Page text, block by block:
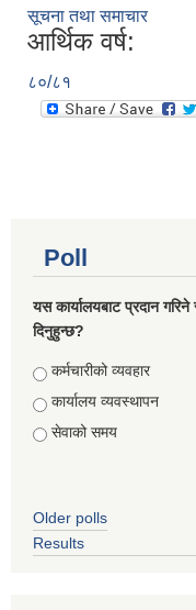
सूचना तथा समाचार
आर्थिक वर्ष:
८०/८१
Poll
यस कार्यालयबाट प्रदान
दिनुहुन्छ?
Choices
कर्मचारीको व्यवहार
कार्यालय व्यवस्थापन
सेवाको समय
Older polls
Results